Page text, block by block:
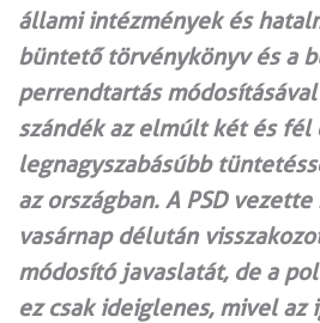
állami intézmények és
büntető törvénykönyv és a
perrendtartás
szándék az elmúlt két és fél
legnagyszabásúbb
az országban. A PSD
vasárnap délután
módosító javaslatát, de a
ez csak ideiglenes, mivel az